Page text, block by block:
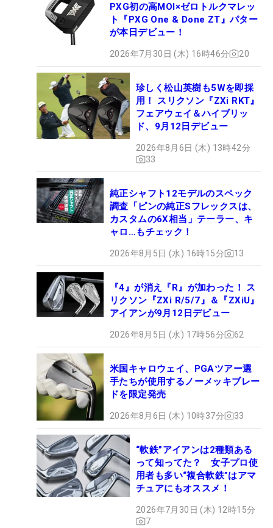
PXG初の高MOI×ゼロトルクマレッ
ト『PXG One & Done ZT』パター
が本日デビュー！
2026年7月30日 (木) 16時46分 20
珍しく松山英樹も5Wを即採
用！ スリクソン『ZXi RKT』
フェアウェイ＆ハイブリッ
ド、9月12日デビュー
2026年8月6日 (木) 13時42分
33
純正シャフト12モデルのスペック
調査「ピンの純正Sフレックスは、
カスタムの6X相当」テーラー、キ
ャロ…もチェック！
2026年8月5日 (水) 16時15分 13
『4』が消え『R』が加わった！ ス
リクソン『ZXi R/5/7』＆『ZXiU』
アイアンが9月12日デビュー
2026年8月5日 (水) 17時56分 62
米国キャロウェイ、PGAツアー選
手たちが使用するノーメッキブレー
ドを限定発売
2026年8月6日 (木) 10時37分 33
“軟鉄”アイアンは2種類ある
って知ってた？ 女子プロ使
用者も多い“複合軟鉄”はアマ
チュアにもオススメ！
2026年7月30日 (木) 12時15分
7